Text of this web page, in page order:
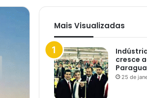
Mais Visualizadas
cresce
25 de